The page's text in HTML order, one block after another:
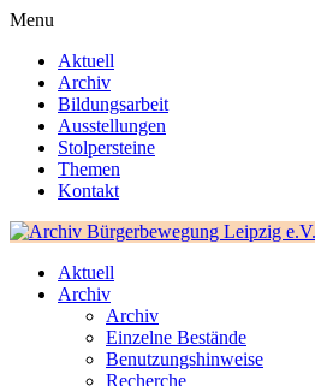
Menu
Aktuell
Archiv
Bildungsarbeit
Ausstellungen
Stolpersteine
Themen
Kontakt
Aktuell
Archiv
Archiv
Einzelne Bestände
Benutzungshinweise
Recherche